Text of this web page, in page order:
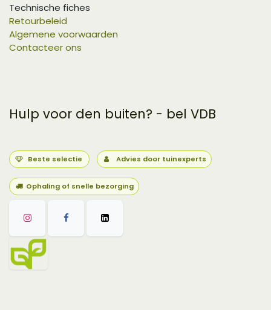
Technische fiches
Retourbeleid
Algemene voorwaarden
Contacteer ons
Hulp voor den buiten? - bel VDB
Beste selectie Advies door tuinexperts
Ophaling of snelle bezorging